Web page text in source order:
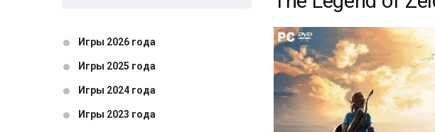
Игры 2026 года
Игры 2025 года
Игры 2024 года
Игры 2023 года